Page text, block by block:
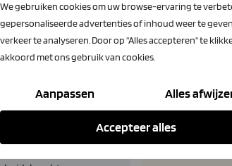
We gebruiken cookies om uw browse-ervaring te
gepersonaliseerde advertenties of inhoud weer te
verkeer te analyseren. Door op "Alles accepteren" te
akkoord met ons gebruik van cookies.
Aanpassen Alles
Accepteer alles
Glasvezel
LTO